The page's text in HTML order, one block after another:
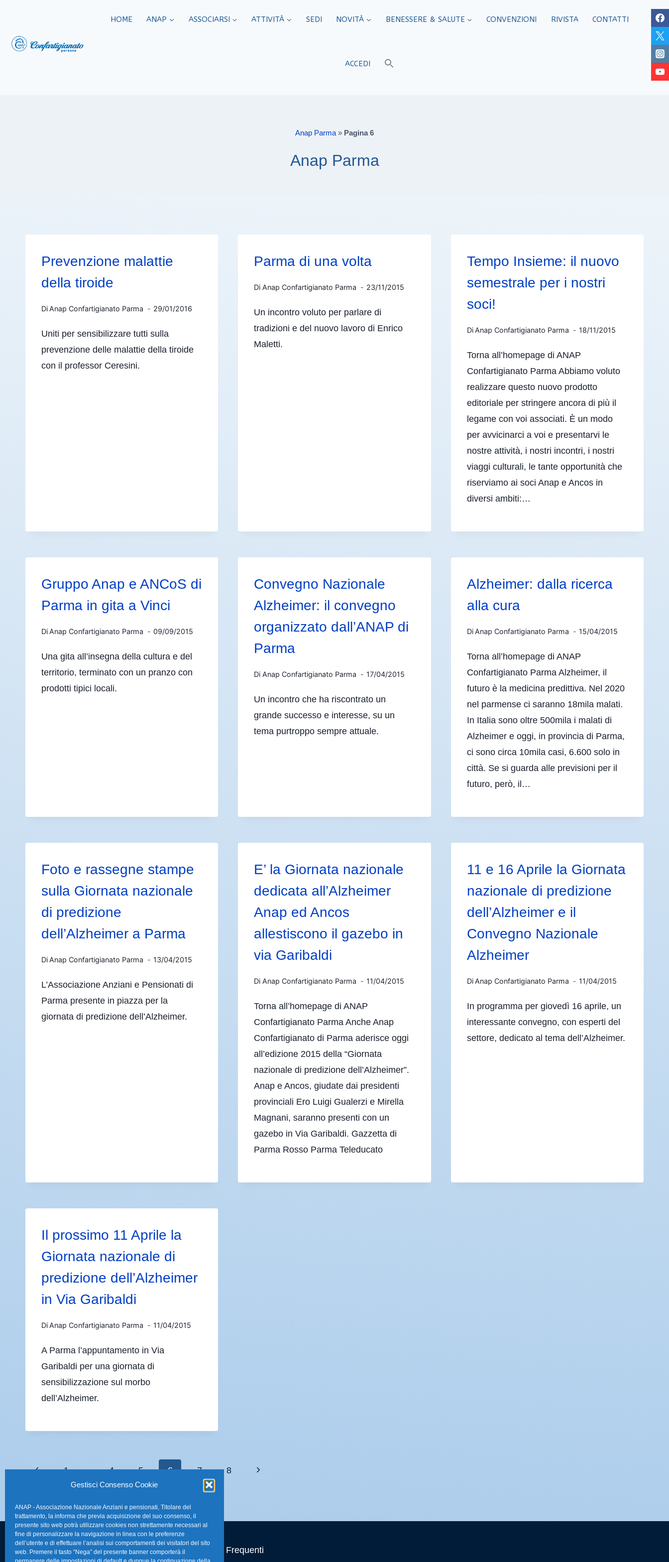
Gestisci Consenso Cookie
ANAP - Associazione Nazionale Anziani e pensionati, Titolare del
trattamento, la informa che previa acquisizione del suo consenso, il
presente sito web potrà utilizzare cookies non strettamente necessari al
fine di personalizzare la navigazione in linea con le preferenze
dell’utente e di effettuare l’analisi sui comportamenti dei visitatori del sito
web. Premere il tasto “Nega” del presente banner comporterà il
HOME ANAP ASSOCIARSI ATTIVITÀ SEDI​ NOVITÀ BENESSERE & SALUTE CONVENZIONI RIVISTA CONTATTI
ACCEDI
Anap Parma » Pagina 6
Anap Parma
Prevenzione malattie
della tiroide
DiAnap Confartigianato Parma 29/01/2016
Uniti per sensibilizzare tutti sulla
prevenzione delle malattie della tiroide
con il professor Ceresini.
Parma di una volta
Di Anap Confartigianato Parma 23/11/2015
Un incontro voluto per parlare di
tradizioni e del nuovo lavoro di Enrico
Maletti.
Tempo Insieme: il nuovo
semestrale per i nostri
soci!
DiAnap Confartigianato Parma 18/11/2015
Torna all’homepage di ANAP
Confartigianato Parma Abbiamo voluto
realizzare questo nuovo prodotto
editoriale per stringere ancora di più il
legame con voi associati. È un modo
per avvicinarci a voi e presentarvi le
nostre attività, i nostri incontri, i nostri
viaggi culturali, le tante opportunità che
riserviamo ai soci Anap e Ancos in
diversi ambiti:…
Gruppo Anap e ANCoS di
Parma in gita a Vinci
DiAnap Confartigianato Parma 09/09/2015
Una gita all’insegna della cultura e del
territorio, terminato con un pranzo con
prodotti tipici locali.
Convegno Nazionale
Alzheimer: il convegno
organizzato dall’ANAP di
Parma
Di Anap Confartigianato Parma 17/04/2015
Un incontro che ha riscontrato un
grande successo e interesse, su un
tema purtroppo sempre attuale.
Alzheimer: dalla ricerca
alla cura
DiAnap Confartigianato Parma 15/04/2015
Torna all’homepage di ANAP
Confartigianato Parma Alzheimer, il
futuro è la medicina predittiva. Nel 2020
nel parmense ci saranno 18mila malati.
In Italia sono oltre 500mila i malati di
Alzheimer e oggi, in provincia di Parma,
ci sono circa 10mila casi, 6.600 solo in
città. Se si guarda alle previsioni per il
futuro, però, il…
Foto e rassegne stampe
sulla Giornata nazionale
di predizione
dell’Alzheimer a Parma
DiAnap Confartigianato Parma 13/04/2015
L’Associazione Anziani e Pensionati di
Parma presente in piazza per la
giornata di predizione dell’Alzheimer.
E’ la Giornata nazionale
dedicata all’Alzheimer
Anap ed Ancos
allestiscono il gazebo in
via Garibaldi
Di Anap Confartigianato Parma 11/04/2015
Torna all’homepage di ANAP
Confartigianato Parma Anche Anap
Confartigianato di Parma aderisce oggi
all’edizione 2015 della “Giornata
nazionale di predizione dell’Alzheimer”.
Anap e Ancos, giudate dai presidenti
provinciali Ero Luigi Gualerzi e Mirella
Magnani, saranno presenti con un
gazebo in Via Garibaldi. Gazzetta di
Parma Rosso Parma Teleducato
11 e 16 Aprile la Giornata
nazionale di predizione
dell’Alzheimer e il
Convegno Nazionale
Alzheimer
DiAnap Confartigianato Parma 11/04/2015
In programma per giovedì 16 aprile, un
interessante convegno, con esperti del
settore, dedicato al tema dell’Alzheimer.
Il prossimo 11 Aprile la
Giornata nazionale di
predizione dell’Alzheimer
in Via Garibaldi
DiAnap Confartigianato Parma 11/04/2015
A Parma l’appuntamento in Via
Garibaldi per una giornata di
sensibilizzazione sul morbo
dell’Alzheimer.
1 … 4 5 6 7 8
Sede Nazionale Anap Confartigianato: FAQ – Domande Frequenti